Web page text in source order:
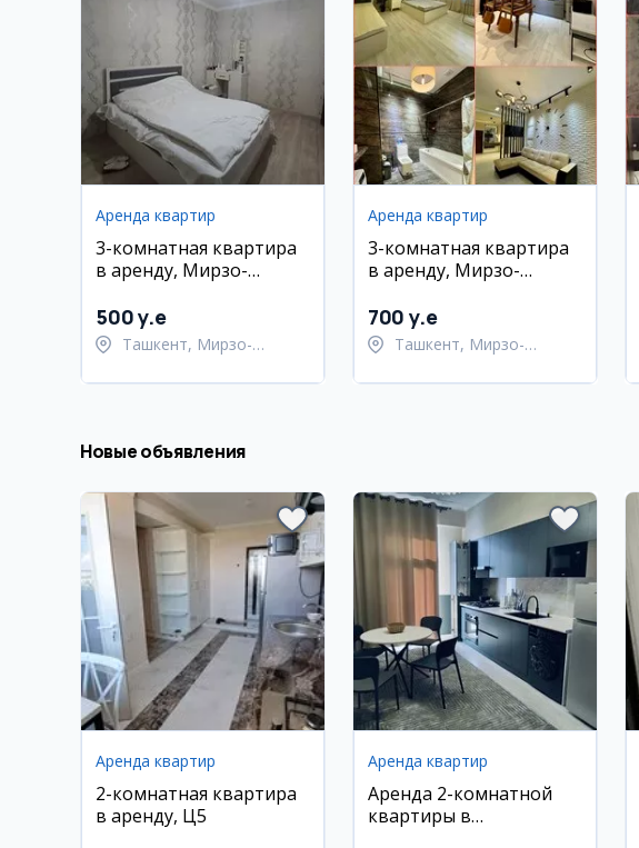
Аренда квартир
3-комнатная квартира
в аренду, Мирзо-
м²
500 y.e
Ташкент, Мирзо-
Аренда квартир
3-комнатная квартира
в аренду, Мирзо-
Паркент
700 y.e
Ташкент, Мирзо-
Новые объявления
Аренда квартир
2-комнатная квартира
в аренду, Ц5
Аренда квартир
Аренда 2-комнатной
квартиры в